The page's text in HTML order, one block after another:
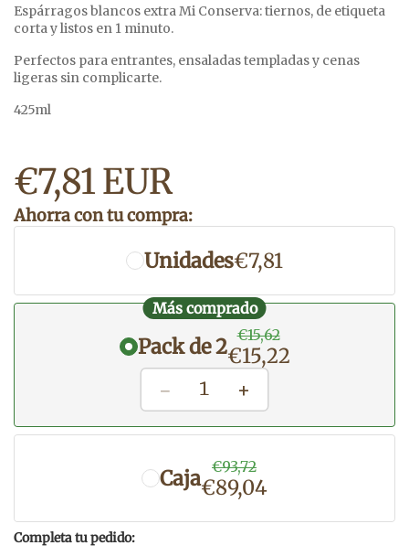
Espárragos blancos extra Mi Conserva: tiernos, de etiqueta
corta y listos en 1 minuto.
Perfectos para entrantes, ensaladas templadas y cenas
ligeras sin complicarte.
425ml
Precio normal
€7,81 EUR
Ahorra con tu compra:
Unidades€7,81
Pack de 2 €15,62
€15,22
− 1 +
Más comprado
Caja €93,72
€89,04
Completa tu pedido: